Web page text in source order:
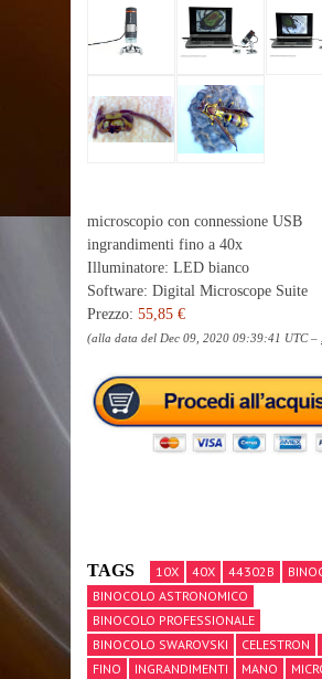
microscopio con connessione USB
ingrandimenti fino a 40x
Illuminatore: LED bianco
Software: Digital Microscope Suite
Prezzo: 55,85 €
(alla data del Dec 09, 2020 09:39:41 UTC –
TAGS 10X 40X 44302B
BINOCOLO ASTRONOMICO
BINOCOLO PROFESSIONALE
BINOCOLO SWAROVSKI
CELESTRON
FINO
INGRANDIMENTI MANO